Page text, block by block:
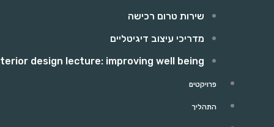
שירות טרום רכישה
מדריכי עיצוב דיגיטליים
design lecture: improving well being
פרויקטים
התהליך